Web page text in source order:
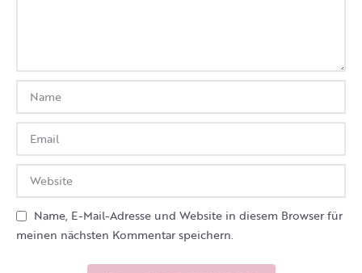
Name, E-Mail-Adresse und Website in diesem Browser für
meinen nächsten Kommentar speichern.